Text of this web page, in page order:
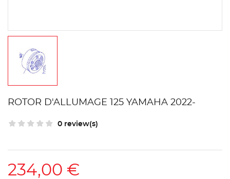
ROTOR D'ALLUMAGE 125 YAMAHA 2022-
0 review(s)
234,00 €